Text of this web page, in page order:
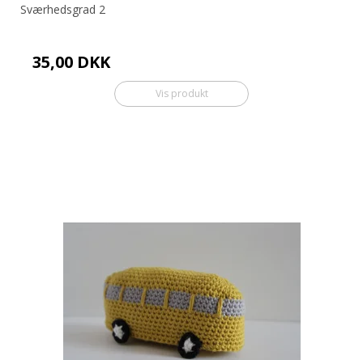
Sværhedsgrad 2
35,00 DKK
Vis produkt